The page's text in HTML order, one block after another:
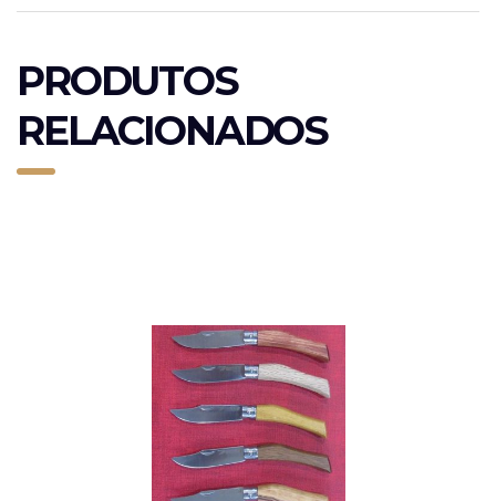
PRODUTOS
RELACIONADOS